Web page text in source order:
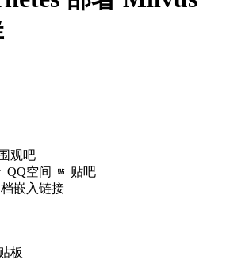
观吧
QQ空间 贴吧
嵌入链接
板